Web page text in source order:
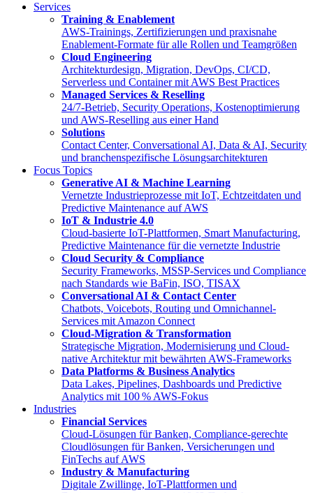
Services
Training & Enablement
AWS-Trainings, Zertifizierungen und praxisnahe
Enablement-Formate für alle Rollen und Teamgrößen
Cloud Engineering
Architekturdesign, Migration, DevOps, CI/CD,
Serverless und Container mit AWS Best Practices
Managed Services & Reselling
24/7-Betrieb, Security Operations, Kostenoptimierung
und AWS-Reselling aus einer Hand
Solutions
Contact Center, Conversational AI, Data & AI, Security
und branchenspezifische Lösungsarchitekturen
Focus Topics
Generative AI & Machine Learning
Vernetzte Industrieprozesse mit IoT, Echtzeitdaten und
Predictive Maintenance auf AWS
IoT & Industrie 4.0
Cloud-basierte IoT-Plattformen, Smart Manufacturing,
Predictive Maintenance für die vernetzte Industrie
Cloud Security & Compliance
Security Frameworks, MSSP-Services und Compliance
nach Standards wie BaFin, ISO, TISAX
Conversational AI & Contact Center
Chatbots, Voicebots, Routing und Omnichannel-
Services mit Amazon Connect
Cloud-Migration & Transformation
Strategische Migration, Modernisierung und Cloud-
native Architektur mit bewährten AWS-Frameworks
Data Platforms & Business Analytics
Data Lakes, Pipelines, Dashboards und Predictive
Analytics mit 100 % AWS-Fokus
Industries
Financial Services
Cloud-Lösungen für Banken, Compliance-gerechte
Cloudlösungen für Banken, Versicherungen und
FinTechs auf AWS
Industry & Manufacturing
Digitale Zwillinge, IoT-Plattformen und